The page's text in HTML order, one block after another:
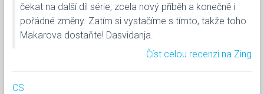
čekat na další díl série, zcela nový příběh a konečně i
pořádné změny. Zatím si vystačíme s tímto, takže toho
Makarova dostaňte! Dasvidanja.
Číst celou recenzi na Zing
CS